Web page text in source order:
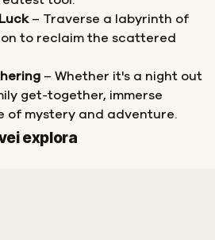
– Traverse a labyrinth of
to reclaim the scattered
– Whether it's a night out
get-together, immerse
of mystery and adventure.
explora